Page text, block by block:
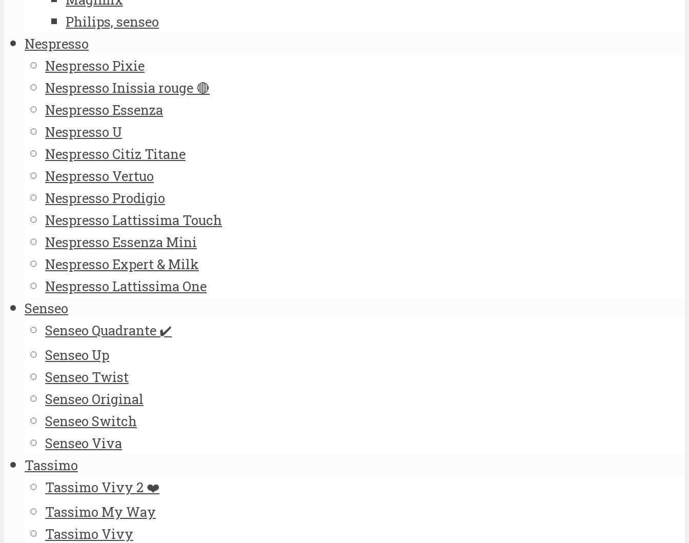
Philips, senseo
Nespresso
Nespresso Pixie
Nespresso Inissia rouge 🔴
Nespresso Essenza
Nespresso U
Nespresso Citiz Titane
Nespresso Vertuo
Nespresso Prodigio
Nespresso Lattissima Touch
Nespresso Essenza Mini
Nespresso Expert & Milk
Nespresso Lattissima One
Senseo
Senseo Quadrante ✔️
Senseo Up
Senseo Twist
Senseo Original
Senseo Switch
Senseo Viva
Tassimo
Tassimo Vivy 2 ❤️
Tassimo My Way
Tassimo Vivy